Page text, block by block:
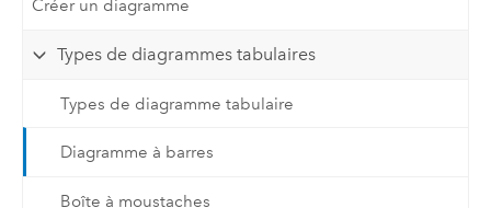
Créer un diagramme
Types de diagrammes tabulaires
Types de diagramme tabulaire
Diagramme à barres
Boîte à moustaches